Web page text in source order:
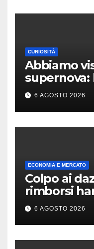
CURIOSITÀ
Abbiamo
supernova:
rarissimo
6 AGOSTO 2026
ECONOMIA E MERCATO
Colpo ai
rimborsi
100 miliardi
6 AGOSTO 2026